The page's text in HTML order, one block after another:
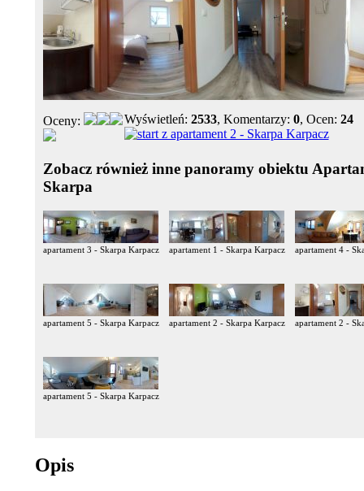
Oceny: Wyświetleń: 2533, Komentarzy: 0, Ocen: 24
Zobacz również inne panoramy obiektu
Skarpa
apartament 3 - Skarpa Karpacz apartament 1 - Skarpa Karpacz apartament 4 -
apartament 5 - Skarpa Karpacz apartament 2 - Skarpa Karpacz apartament 2 -
apartament 5 - Skarpa Karpacz
Opis